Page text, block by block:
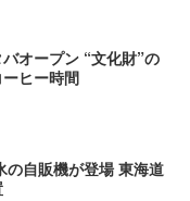
オープン “文化財”の
ヒー時間
の自販機が登場 東海道